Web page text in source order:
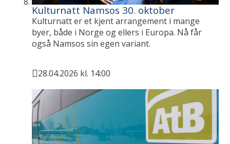
Kulturnatt Namsos 30. oktober
Kulturnatt er et kjent arrangement i mange
byer, både i Norge og ellers i Europa. Nå får
også Namsos sin egen variant.
Publisert
28.04.2026 kl. 14:00